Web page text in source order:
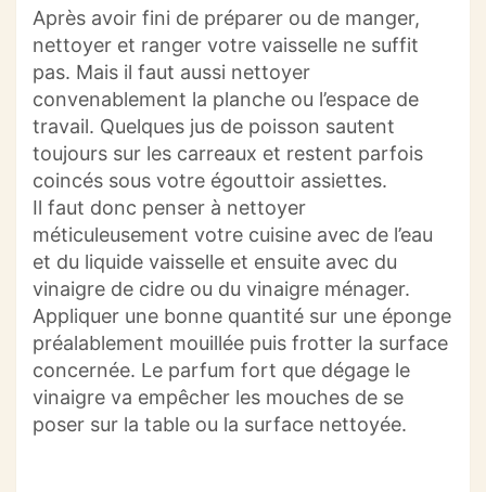
Après avoir fini de préparer ou de manger,
nettoyer et ranger votre vaisselle ne suffit
pas. Mais il faut aussi nettoyer
convenablement la planche ou l’espace de
travail. Quelques jus de poisson sautent
toujours sur les carreaux et restent parfois
coincés sous votre égouttoir assiettes.
Il faut donc penser à nettoyer
méticuleusement votre cuisine avec de l’eau
et du liquide vaisselle et ensuite avec du
vinaigre de cidre ou du vinaigre ménager.
Appliquer une bonne quantité sur une éponge
préalablement mouillée puis frotter la surface
concernée. Le parfum fort que dégage le
vinaigre va empêcher les mouches de se
poser sur la table ou la surface nettoyée.